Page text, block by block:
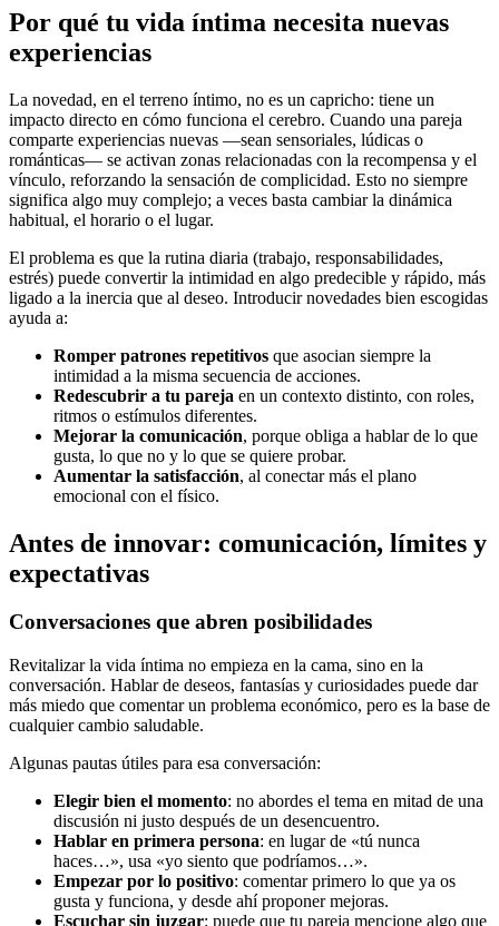
Por qué tu vida íntima necesita nuevas
experiencias
La novedad, en el terreno íntimo, no es un capricho: tiene un
impacto directo en cómo funciona el cerebro. Cuando una pareja
comparte experiencias nuevas —sean sensoriales, lúdicas o
románticas— se activan zonas relacionadas con la recompensa y el
vínculo, reforzando la sensación de complicidad. Esto no siempre
significa algo muy complejo; a veces basta cambiar la dinámica
habitual, el horario o el lugar.
El problema es que la rutina diaria (trabajo, responsabilidades,
estrés) puede convertir la intimidad en algo predecible y rápido, más
ligado a la inercia que al deseo. Introducir novedades bien escogidas
ayuda a:
Romper patrones repetitivos que asocian siempre la
intimidad a la misma secuencia de acciones.
Redescubrir a tu pareja en un contexto distinto, con roles,
ritmos o estímulos diferentes.
Mejorar la comunicación, porque obliga a hablar de lo que
gusta, lo que no y lo que se quiere probar.
Aumentar la satisfacción, al conectar más el plano
emocional con el físico.
Antes de innovar: comunicación, límites y
expectativas
Conversaciones que abren posibilidades
Revitalizar la vida íntima no empieza en la cama, sino en la
conversación. Hablar de deseos, fantasías y curiosidades puede dar
más miedo que comentar un problema económico, pero es la base de
cualquier cambio saludable.
Algunas pautas útiles para esa conversación:
Elegir bien el momento: no abordes el tema en mitad de una
discusión ni justo después de un desencuentro.
Hablar en primera persona: en lugar de «tú nunca
haces…», usa «yo siento que podríamos…».
Empezar por lo positivo: comentar primero lo que ya os
gusta y funciona, y desde ahí proponer mejoras.
Escuchar sin juzgar: puede que tu pareja mencione algo que